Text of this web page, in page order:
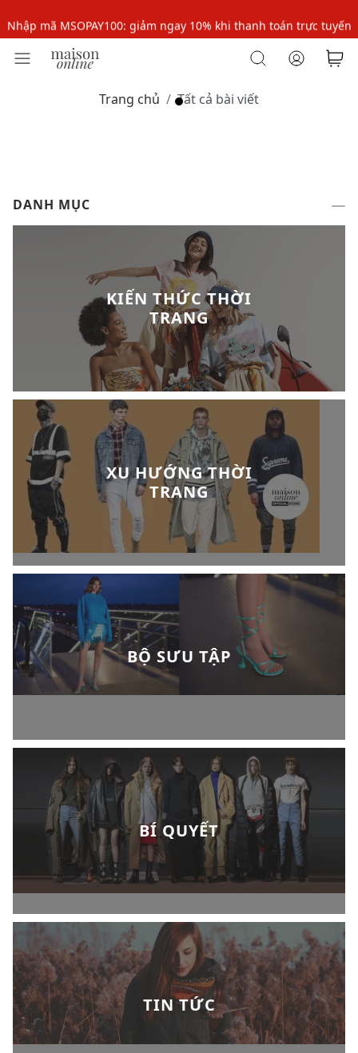
Nhập mã MSOPAY100: giảm ngay 10% khi thanh toán trực tuyến
Nhập mã: MSOXINCHAO - Giảm 10% đơn đầu cho thành viên mới!
Nhập mã: MSOXINCHAO - Giảm 10% đơn đầu cho thành viên mới!
Trang chủ Tất cả bài viết
DANH MỤC
KIẾN THỨC THỜI
TRANG
XU HƯỚNG THỜI
TRANG
BỘ SƯU TẬP
BÍ QUYẾT
TIN TỨC